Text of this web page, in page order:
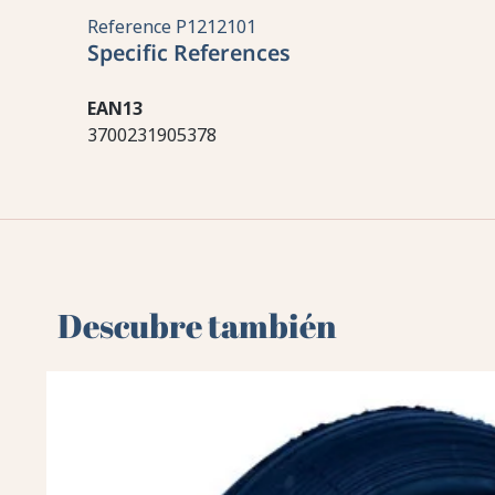
Reference P1212101
Specific References
EAN13
3700231905378
Descubre también